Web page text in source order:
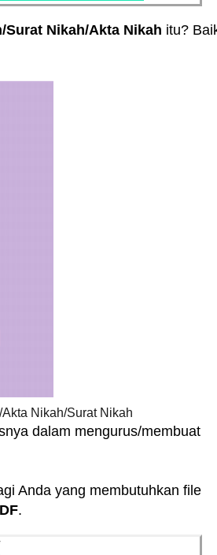
Nikah/Akta Nikah itu?
Nikah/Surat Nikah
dalam mengurus/membuat
Anda yang membutuhkan file
.